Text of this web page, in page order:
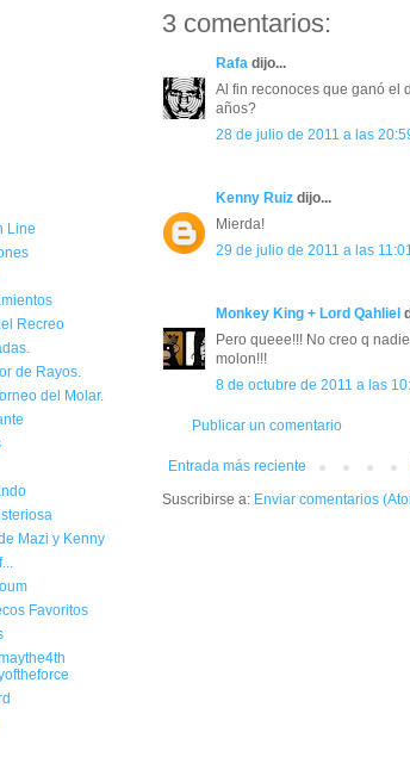
3 comentarios:
Rafa dijo...
Al fin reconoces que ganó el
años?
28 de julio de 2011 a las
Kenny Ruiz dijo...
Mierda!
29 de julio de 2011 a las
Monkey King + Lord Qahliel
Pero queee!!! No creo q
molon!!!
8 de octubre de 2011 a las
Publicar un comentario
Entrada más reciente
Suscribirse a: Enviar comentarios
Line
Recreo
de Rayos.
del Molar.
Mazi y Kenny
Favoritos